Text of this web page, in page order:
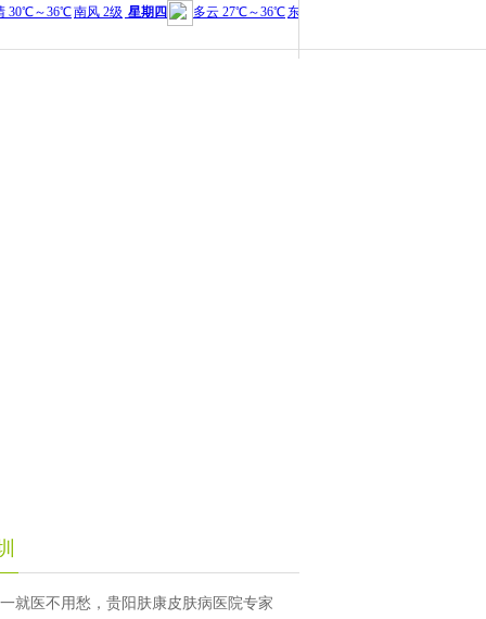
就医不用愁，贵阳肤康皮肤病医院专家